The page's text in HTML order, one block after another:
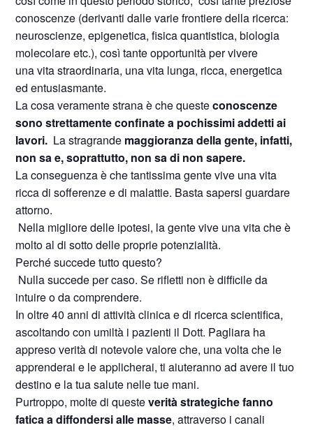
conoscenze (derivanti dalle varie frontiere della ricerca:
neuroscienze, epigenetica, fisica quantistica, biologia
molecolare etc.), così tante opportunità per vivere
una vita straordinaria, una vita lunga, ricca, energetica
ed entusiasmante.
La cosa veramente strana è che questeconoscenze
sono strettamente confinate a pochissimi addetti ai
lavori. La stragrande maggioranza della gente, infatti,
non sa e, soprattutto, non sa di non sapere.
La conseguenza è che tantissima gente vive una vita
ricca di sofferenze e di malattie. Basta sapersi guardare
attorno.
Nella migliore delle ipotesi, la gente vive una vita che è
molto al di sotto delle proprie potenzialità.
Perché succede tutto questo?
Nulla succede per caso. Se rifletti non è difficile da
intuire o da comprendere.
In oltre 40 anni di attività clinica e di ricerca scientifica,
ascoltando con umiltà i pazienti il Dott. Pagliara ha
appreso verità di notevole valore che, una volta che le
apprenderai e le applicherai, ti aiuteranno ad avere il tuo
destino e la tua salute nelle tue mani.
Purtroppo, molte di questeverità strategiche fanno
fatica a diffondersi alle masse, attraverso i canali